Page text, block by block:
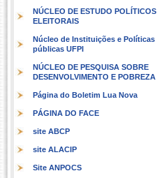
NÚCLEO DE ESTUDO POLÍTICOS
ELEITORAIS
Núcleo de Instituições e Políticas
públicas UFPI
NÚCLEO DE PESQUISA SOBRE
DESENVOLVIMENTO E POBREZA
Página do Boletim Lua Nova
PÁGINA DO FACE
site ABCP
site ALACIP
Site ANPOCS